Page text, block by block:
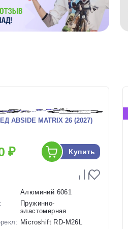
ABSIDE MATRIX 26 (2027)
₽ Купить
Алюминий 6061
Пружинно-
эластомерная
Microshift RD-M26L